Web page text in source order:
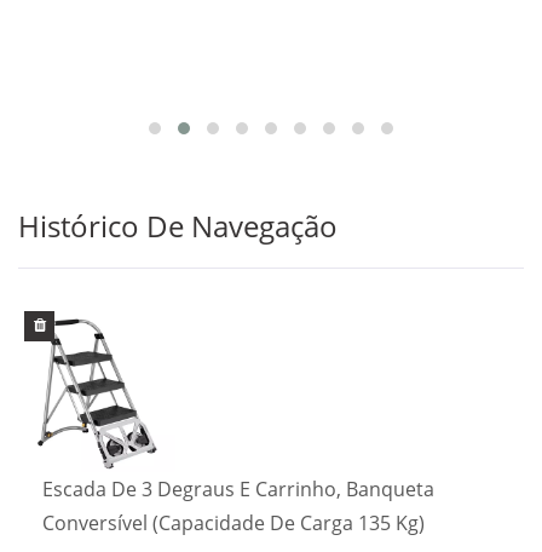
Histórico De Navegação
Escada De 3 Degraus E Carrinho, Banqueta
Conversível (Capacidade De Carga 135 Kg)